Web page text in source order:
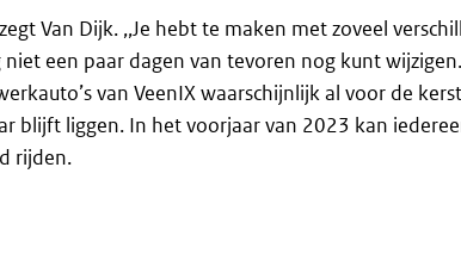
Van Dijk. ,,Je hebt te maken met zoveel
een paar dagen van tevoren nog kunt
van VeenIX waarschijnlijk al voor de
blijft liggen. In het voorjaar van 2023 kan
rijden.